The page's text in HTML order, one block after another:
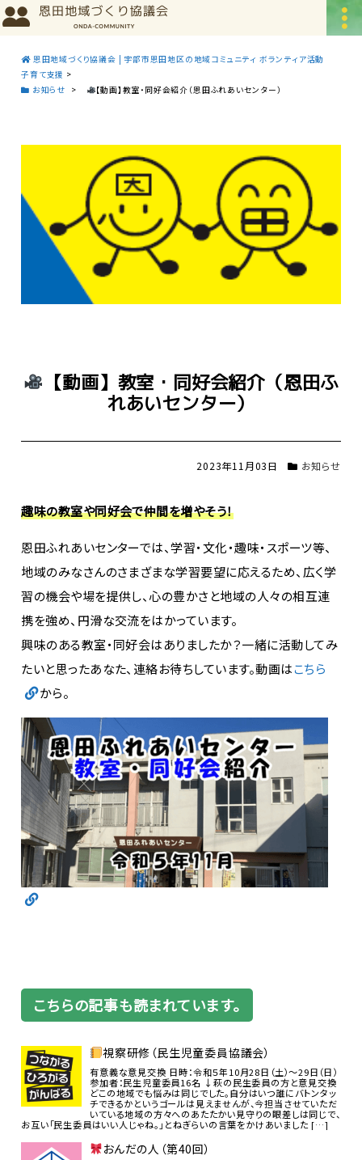
恩田地域づくり協議会 | 宇部市恩田地区の地域コミュニティ ボランティア活動
子育て支援 >
お知らせ
> 【動画】教室・同好会紹介（恩田ふれあいセンター）
【動画】教室・同好会紹介（恩田ふ
れあいセンター）
2023年11月03日 お知らせ
趣味の教室や同好会で仲間を増やそう！
恩田ふれあいセンターでは、学習・文化・趣味・スポーツ等、
地域のみなさんのさまざまな学習要望に応えるため、広く学
習の機会や場を提供し、心の豊かさと地域の人々の相互連
携を強め、円滑な交流をはかっています。
興味のある教室・同好会はありましたか？一緒に活動してみ
たいと思ったあなた、連絡お待ちしています。動画はこちら
から。
こちらの記事も読まれています。
視察研修（民生児童委員協議会）
有意義な意見交換 日時：令和５年10月28日（土）～29日（日）
参加者：民生児童委員16名 ↓萩の民生委員の方と意見交換
どこの地域でも悩みは同じでした。自分はいつ誰にバトンタッ
チできるかというゴールは見えませんが、今担当させていただ
いている地域の方々へのあたたかい見守りの眼差しは同じで、
お互い「民生委員はいい人じゃね。」とねぎらいの言葉をかけあいました […]
おんだの人（第40回）